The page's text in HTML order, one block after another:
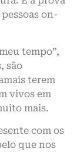
on-
tempo”,
são
terem
vivos em
mais.
com os
que nos